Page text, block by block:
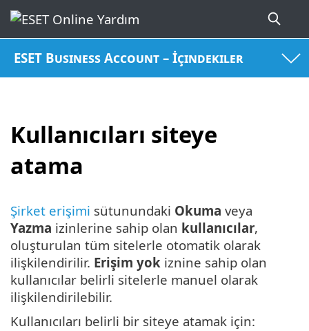
ESET Business Account – İçindekiler
Kullanıcıları siteye
atama
Şirket erişimi sütunundaki Okuma veya
Yazma izinlerine sahip olan kullanıcılar,
oluşturulan tüm sitelerle otomatik olarak
ilişkilendirilir. Erişim yok iznine sahip olan
kullanıcılar belirli sitelerle manuel olarak
ilişkilendirilebilir.
Kullanıcıları belirli bir siteye atamak için: